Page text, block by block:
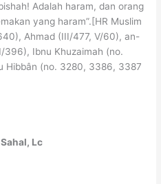
Adalah haram, dan orang
yang haram”.[HR Muslim
Ahmad (III/477, V/60), an-
Ibnu Khuzaimah (no.
Hibbân (no. 3280, 3386, 3387
Lc